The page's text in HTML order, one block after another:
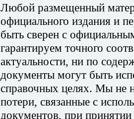
Любой размещенный
официального издания и
быть сверен с
гарантируем точного
актуальности, ни по
документы могут быть
справочных целях. Мы не
потери, связанные с
документов, при